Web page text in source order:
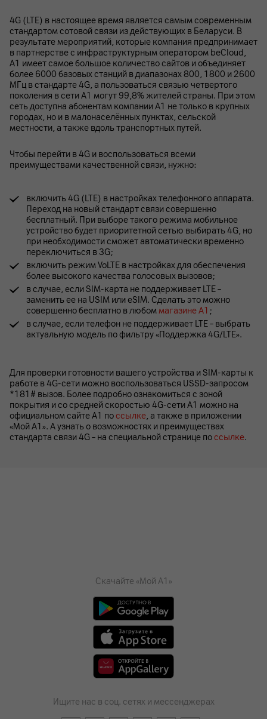
4G (LTE) в настоящее время является самым современным
стандартом сотовой связи из действующих в Беларуси. В
результате мероприятий, которые компания предпринимает
в партнерстве с инфраструктурным оператором beСloud,
А1 имеет самое большое количество сайтов и объединяет
более 6000 базовых станций в диапазонах 800, 1800 и 2600
МГц в стандарте 4G, а пользоваться связью четвертого
поколения в сети А1 могут 99,8% жителей страны. При этом
сеть доступна абонентам компании А1 не только в крупных
городах, но и в малонаселённых пунктах, сельской
местности, а также вдоль транспортных путей.
Чтобы перейти в 4G и воспользоваться всеми
преимуществами качественной связи, нужно:
включить 4G (LTE) в настройках телефонного аппарата.
Переход на новый стандарт связи совершенно
бесплатный. При выборе такого режима мобильное
устройство будет приоритетной сетью выбирать 4G, но
при необходимости сможет автоматически временно
переключиться в 3G;
включить режим VoLTE в настройках для обеспечения
более высокого качества голосовых вызовов;
в случае, если SIM-карта не поддерживает LTE –
заменить ее на USIM или eSIM. Сделать это можно
совершенно бесплатно в любоммагазине А1 ;
в случае, если телефон не поддерживает LTE – выбрать
актуальную модель по фильтру «Поддержка 4G/LTE».
Для проверки готовности вашего устройства и SIM-карты к
работе в 4G-сети можно воспользоваться USSD-запросом
*181# вызов. Более подробно ознакомиться с зоной
покрытия и со средней скоростью 4G-сети А1 можно на
официальном сайте А1 поссылке, а также в приложении
«Мой А1». А узнать о возможностях и преимуществах
стандарта связи 4G – на специальной странице поссылке.
Скачайте «Мой А1»
Ищите нас в соц. сетях и мессенджерах